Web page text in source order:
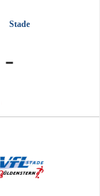
Stade
-